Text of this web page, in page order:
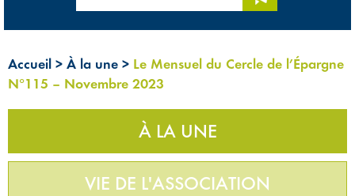
Accueil > À la une > Le Mensuel du Cercle de l’Épargne
N°115 – Novembre 2023
À LA UNE
VIE DE L'ASSOCIATION